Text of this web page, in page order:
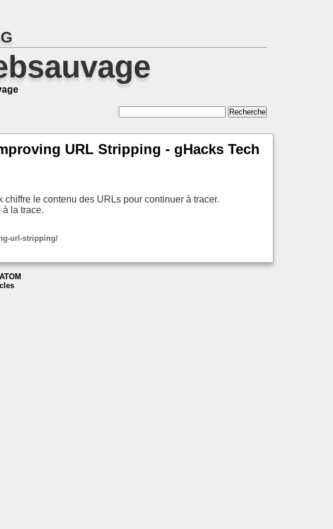
URL Stripping - gHacks Tech
le contenu des URLs pour continuer à tracer.
la trace.
url-stripping/